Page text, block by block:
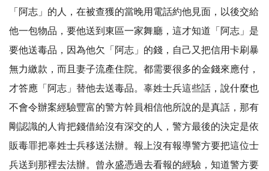
「阿志」的人，在被查獲的當晚用電話約他見面，以後交給
他一包物品，要他送到東區一家舞廳，這才知道「阿志」是
要他送毒品，因為他欠「阿志」的錢，自己又把信用卡刷暴
無力繳款，而且妻子流產住院。都需要很多的金錢來應付，
才答應「阿志」替他去送毒品。辜姓士兵這些話，說什麼也
不會令辦案經驗豐富的警方幹員相信他所說的是真話，那有
剛認識的人肯把錢借給沒有深交的人，警方最後的決定是依
販毒罪把辜姓士兵移送法辦。報上沒有報導警方要把這位士
兵送到那裡去法辦。曾永盛憑過去看報的經驗，知道警方要